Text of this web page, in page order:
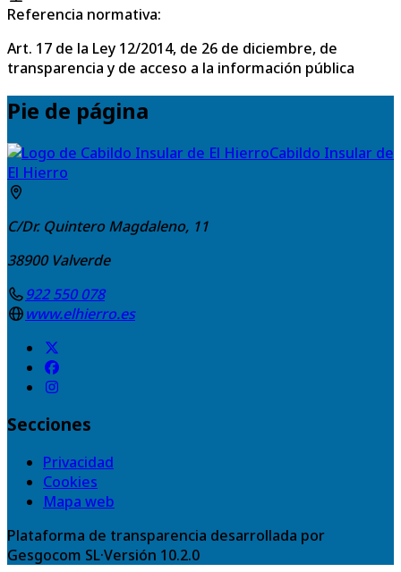
Referencia normativa:
Art. 17 de la Ley 12/2014, de 26 de diciembre, de
transparencia y de acceso a la información pública
Pie de página
Cabildo Insular de
El Hierro
C/Dr. Quintero Magdaleno, 11
38900 Valverde
922 550 078
www.elhierro.es
Secciones
Privacidad
Cookies
Mapa web
Plataforma de transparencia desarrollada por
Gesgocom SL·Versión 10.2.0